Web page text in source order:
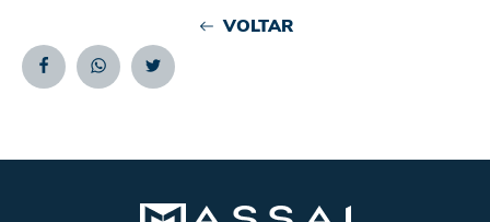
VOLTAR
FacebookWhatsappTwitter